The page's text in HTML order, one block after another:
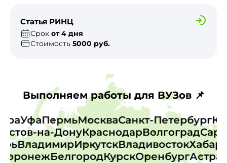
Статья РИНЦ
Срок от 4 дня
Стоимость 5000 руб.
Выполняем работы для ВУЗов 📌
УфаПермьМоскваСанкт-Петербург
на-ДонуКраснодарВолгоград
ВладимирИркутскВладивосток
БелгородКурскОренбург